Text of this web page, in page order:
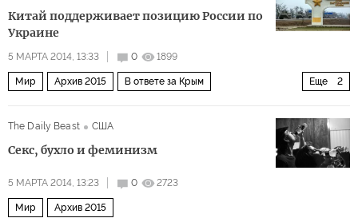
Китай поддерживает позицию России по
Украине
5 МАРТА 2014, 13:33 0 1899
Еще 2
Мир Архив 2015 В ответе за Крым
The Daily Beast
США
Секс, бухло и феминизм
5 МАРТА 2014, 13:23 0 2723
Мир Архив 2015